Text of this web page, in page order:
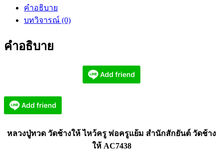
ครู
สำนัก
สัก
AC7438
คำอธิบาย
บทวิจารณ์ (0)
คำอธิบาย
หลวงปู่ทวด วัดช้างให้ ไหว้ครู พ่อครูแย้ม สำนักสักยันต์ วัดช้าง
ให้ AC7438